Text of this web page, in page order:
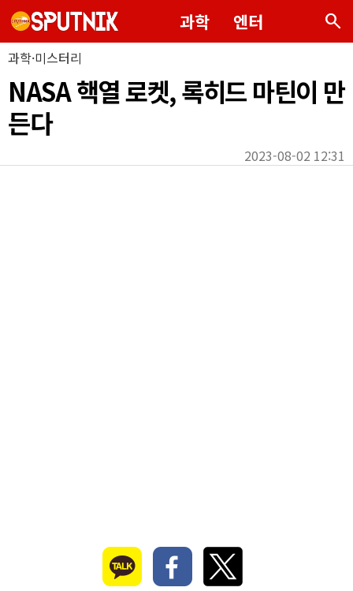
과학 엔터 search
과학·미스터리
NASA 핵열 로켓, 록히드 마틴이 만
든다
2023-08-02 12:31